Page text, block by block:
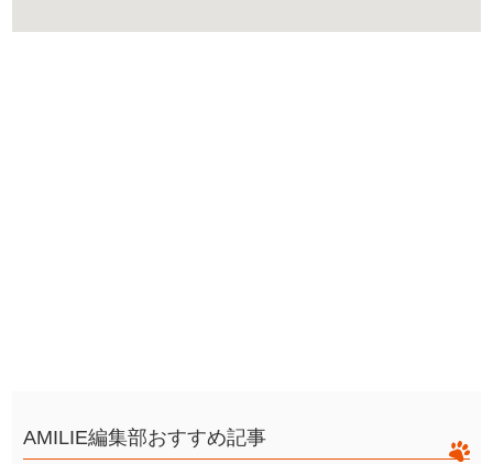
AMILIE編集部おすすめ記事